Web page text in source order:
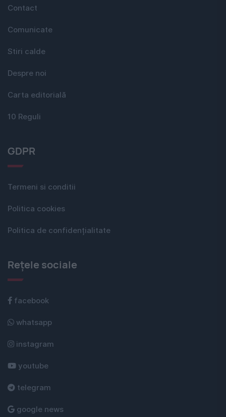
Contact
Comunicate
Stiri calde
Despre noi
Carta editorială
10 Reguli
GDPR
Termeni si conditii
Politica cookies
Politica de confidențialitate
Rețele sociale
facebook
whatsapp
instagram
youtube
telegram
google news